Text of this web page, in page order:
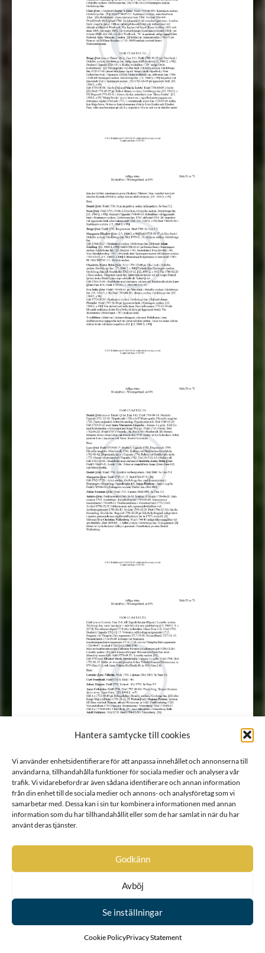
Hantera samtycke till cookies
Vi använder enhetsidentifierare för att anpassa innehållet och annonserna till
användarna, tillhandahålla funktioner för sociala medier och analysera vår
trafik. Vi vidarebefordrar även sådana identifierare och annan information
från din enhet till de sociala medier och annons- och analysföretag som vi
samarbetar med. Dessa kan i sin tur kombinera informationen med annan
information som du har tillhandahållit eller som de har samlat in när du har
använt deras tjänster.
Godkänn
Avböj
Se inställningar
Cookie PolicyPrivacy Statement